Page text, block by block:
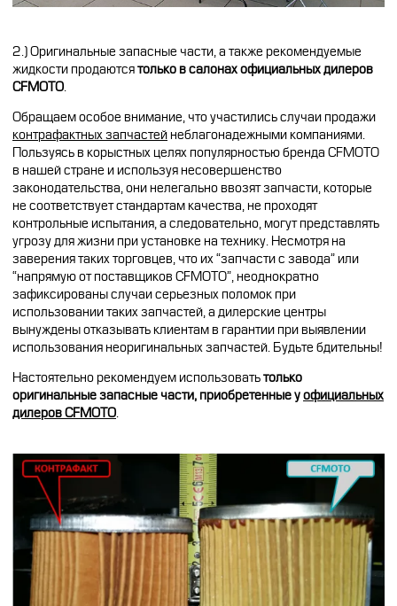
2.) Оригинальные запасные части, а также рекомендуемые
жидкости продаютсятолько в салонах официальных дилеров
CFMOTO.
Обращаем особое внимание, что участились случаи продажи
контрафактных запчастейнеблагонадежными компаниями.
Пользуясь в корыстных целях популярностью бренда CFMOTO
в нашей стране и используя несовершенство
законодательства, они нелегально ввозят запчасти, которые
не соответствует стандартам качества, не проходят
контрольные испытания, а следовательно, могут представлять
угрозу для жизни при установке на технику. Несмотря на
заверения таких торговцев, что их “запчасти с завода” или
“напрямую от поставщиков CFMOTO”, неоднократно
зафиксированы случаи серьезных поломок при
использовании таких запчастей, а дилерские центры
вынуждены отказывать клиентам в гарантии при выявлении
использования неоригинальных запчастей. Будьте бдительны!
Настоятельно рекомендуем использоватьтолько
оригинальные запасные части, приобретенные уофициальных
дилеров CFMOTO.